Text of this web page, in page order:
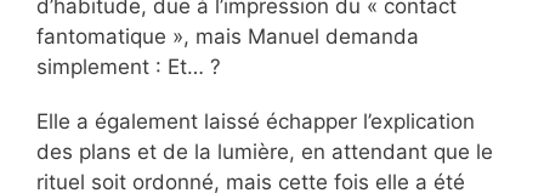
d’habitude, due à l’impression du « contact
fantomatique », mais Manuel demanda
simplement : Et… ?
Elle a également laissé échapper l’explication
des plans et de la lumière, en attendant que le
rituel soit ordonné, mais cette fois elle a été